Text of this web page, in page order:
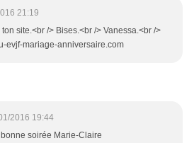
21:19
site.<br /> Bises.<br /> Vanessa.<br />
evjf-mariage-anniversaire.com
2016 19:44
soirée Marie-Claire